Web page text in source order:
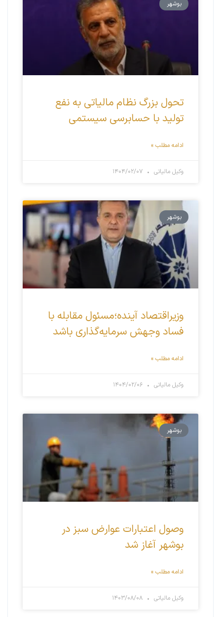
بوشهر
تحول بزرگ نظام مالیاتی به نفع
تولید با حسابرسی سیستمی
ادامه مطلب »
وکیل مالیاتی
بوشهر
وزیراقتصاد آینده؛مسئول مقابله با
فساد وجهش سرمایه‌گذاری باشد
ادامه مطلب »
وکیل مالیاتی
بوشهر
وصول اعتبارات عوارض سبز در
بوشهر آغاز شد
ادامه مطلب »
وکیل مالیاتی